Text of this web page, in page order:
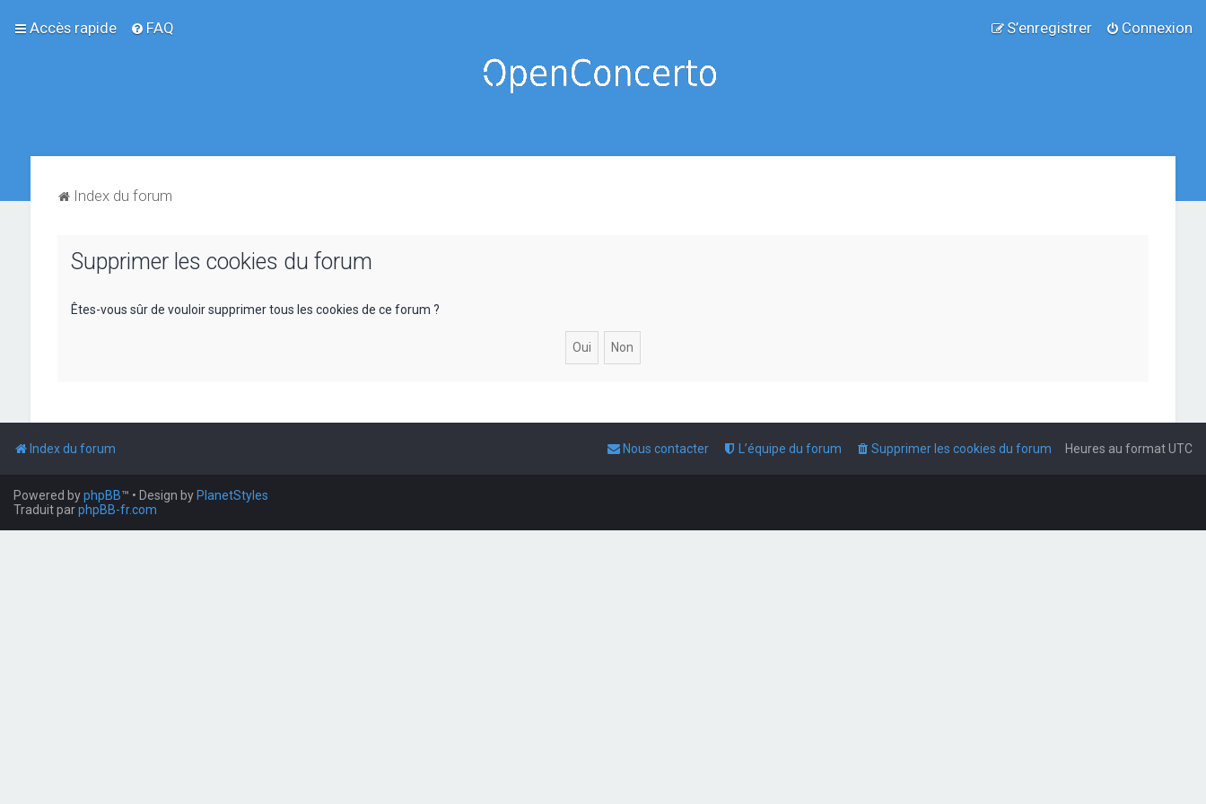
Accès rapide FAQ Connexion
S’enregistrer
Index du forum
Supprimer les cookies du forum
Êtes-vous sûr de vouloir supprimer tous les cookies de ce forum ?
Index du forum Heures au formatUTC
Supprimer les cookies du forum
L’équipe du forum
Nous contacter
Powered byphpBB™ • Design by PlanetStyles
Traduit parphpBB-fr.com